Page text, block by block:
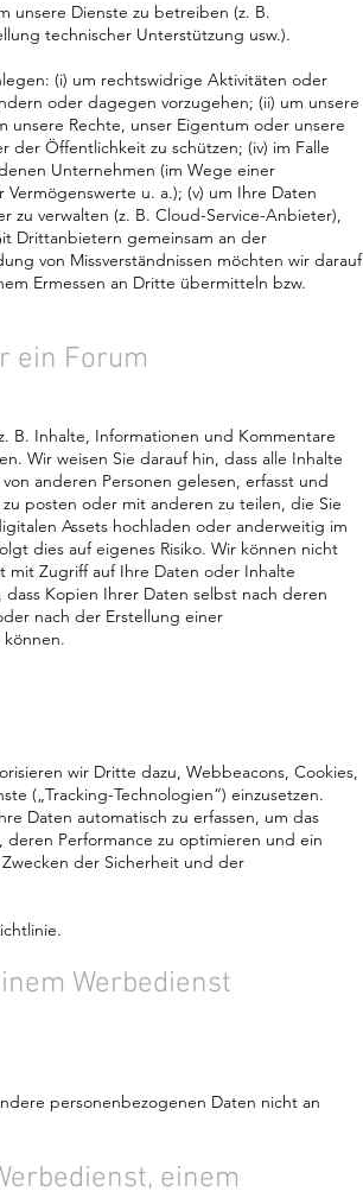
unsere Dienste zu betreiben (z. B.
technischer Unterstützung usw.).
(i) um rechtswidrige Aktivitäten oder
oder dagegen vorzugehen; (ii) um unsere
unsere Rechte, unser Eigentum oder unsere
der Öffentlichkeit zu schützen; (iv) im Falle
Unternehmen (im Wege einer
u. a.); (v) um Ihre Daten
verwalten (z. B. Cloud-Service-Anbieter),
Drittanbietern gemeinsam an der
von Missverständnissen möchten wir darauf
Ermessen an Dritte übermitteln bzw.
ein Forum
B. Inhalte, Informationen und Kommentare
Wir weisen Sie darauf hin, dass alle Inhalte
anderen Personen gelesen, erfasst und
posten oder mit anderen zu teilen, die Sie
Assets hochladen oder anderweitig im
dies auf eigenes Risiko. Wir können nicht
Zugriff auf Ihre Daten oder Inhalte
Kopien Ihrer Daten selbst nach deren
nach der Erstellung einer
wir Dritte dazu, Webbeacons, Cookies,
(„Tracking-Technologien“) einzusetzen.
Daten automatisch zu erfassen, um das
deren Performance zu optimieren und ein
der Sicherheit und der
Werbedienst
personenbezogenen Daten nicht an
einem